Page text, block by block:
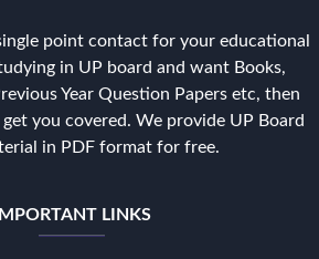
point contact for your educational
in UP board and want Books,
Year Question Papers etc, then
you covered. We provide UP Board
in PDF format for free.
IMPORTANT LINKS